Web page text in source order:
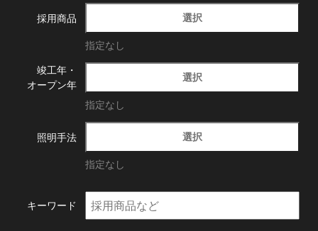
採用商品 選択
指定なし
竣工年・
オープン年
選択
指定なし
照明手法 選択
指定なし
キーワード